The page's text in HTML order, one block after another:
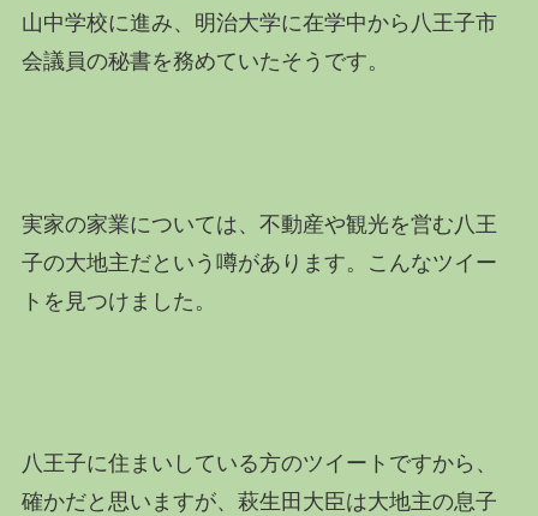
山中学校に進み、明治大学に在学中から八王子市
会議員の秘書を務めていたそうです。
実家の家業については、不動産や観光を営む八王
子の大地主だという噂があります。こんなツイー
トを見つけました。
八王子に住まいしている方のツイートですから、
確かだと思いますが、萩生田大臣は大地主の息子